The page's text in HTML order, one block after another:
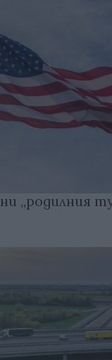
„родилния